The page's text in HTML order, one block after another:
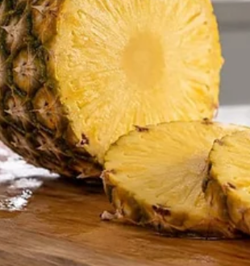
od ukupno pet prostorija: prostrani dnevni
i prostor za osoblje. Trenutno je Nikolina
što otvara mogućnost da je njihova